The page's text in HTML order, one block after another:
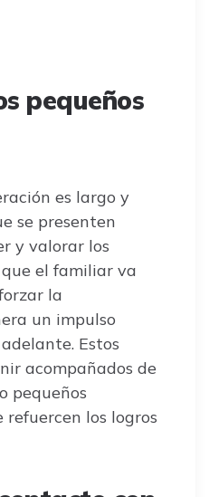
pequeños
es largo y
se presenten
y valorar los
el familiar va
la
un impulso
Estos
acompañados de
pequeños
refuercen los logros